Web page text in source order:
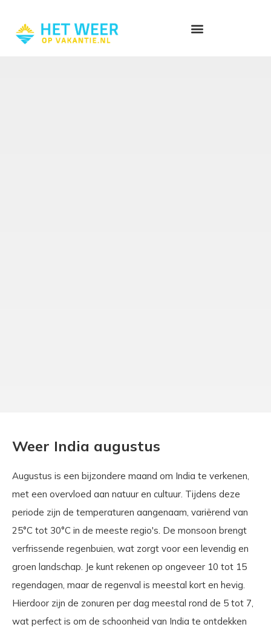
Weer India augustus
Augustus is een bijzondere maand om India te verkenen,
met een overvloed aan natuur en cultuur. Tijdens deze
periode zijn de temperaturen aangenaam, variërend van
25°C tot 30°C in de meeste regio's. De monsoon brengt
verfrissende regenbuien, wat zorgt voor een levendig en
groen landschap. Je kunt rekenen op ongeveer 10 tot 15
regendagen, maar de regenval is meestal kort en hevig.
Hierdoor zijn de zonuren per dag meestal rond de 5 tot 7,
wat perfect is om de schoonheid van India te ontdekken